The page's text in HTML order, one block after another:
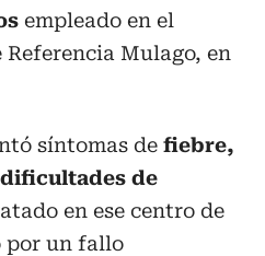
empleado en el
Mulago, en
síntomas de fiebre,
de
en ese centro de
por un fallo